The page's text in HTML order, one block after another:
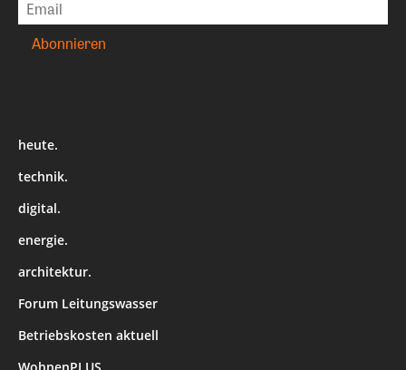
heute.
technik.
digital.
energie.
architektur.
Forum Leitungswasser
Betriebskosten aktuell